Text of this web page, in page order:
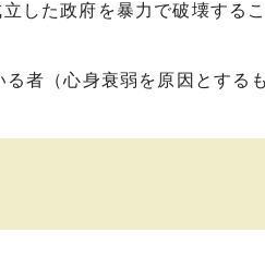
した政府を暴力で破壊する
者（心身衰弱を原因とする